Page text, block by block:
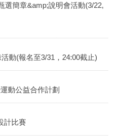
選簡章&amp;說明會活動(3/22,
動(報名至3/31，24:00截止)
動公益合作計劃
計比賽